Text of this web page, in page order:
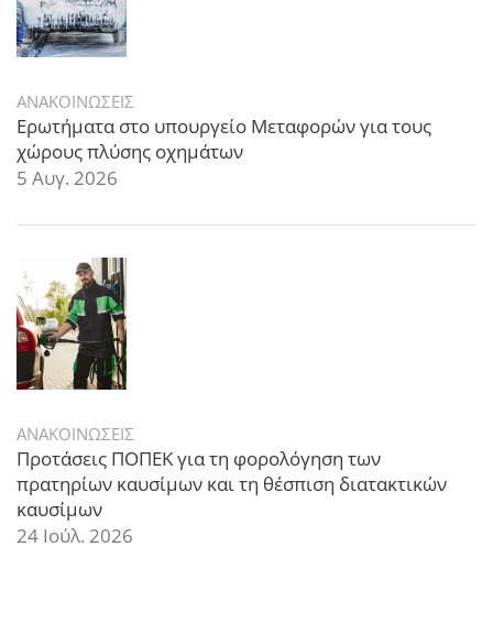
ΑΝΑΚΟΙΝΩΣΕΙΣ
Ερωτήματα στο υπουργείο Μεταφορών για τους
χώρους πλύσης οχημάτων
5 Αυγ. 2026
ΑΝΑΚΟΙΝΩΣΕΙΣ
Προτάσεις ΠΟΠΕΚ για τη φορολόγηση των
πρατηρίων καυσίμων και τη θέσπιση διατακτικών
καυσίμων
24 Ιούλ. 2026